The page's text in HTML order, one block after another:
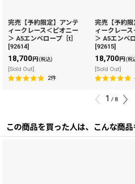
完売【予約限定】アンテ
ィークレース＜ピオニー
＞ A5エンベロープ［t］
[92614]
18,700円 (税込)
[Sold Out]
2件
完売【予約限
ィークレース
＞ A5エンベ
[92615]
18,700円 (税
[Sold Out]
1 / 8
この商品を買った人は、こんな商